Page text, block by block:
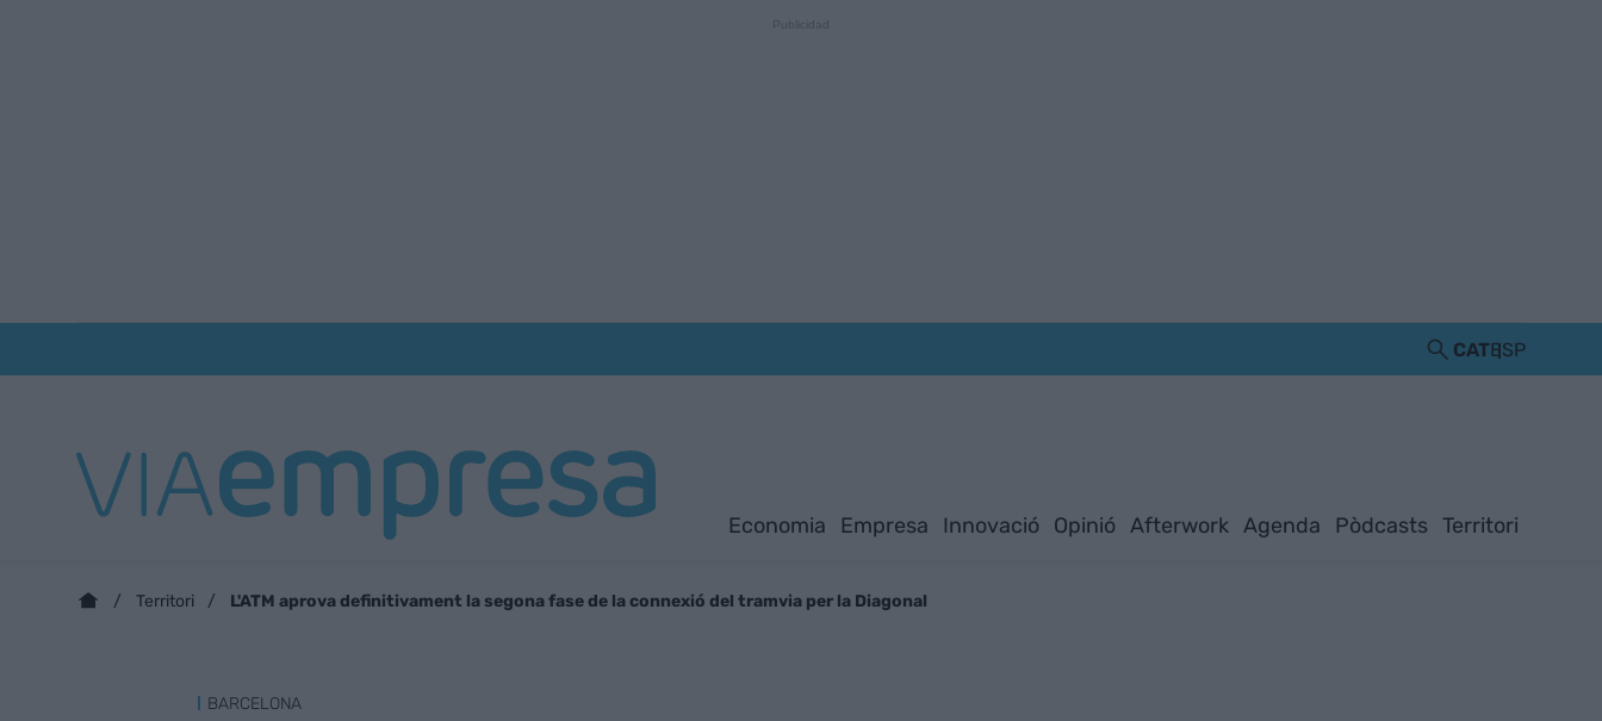
CATESP
Economia Empresa Innovació Opinió Afterwork Agenda Pòdcasts Territori
Territori L'ATM aprova definitivament la segona fase de la connexió del tramvia per la Diagonal
BARCELONA